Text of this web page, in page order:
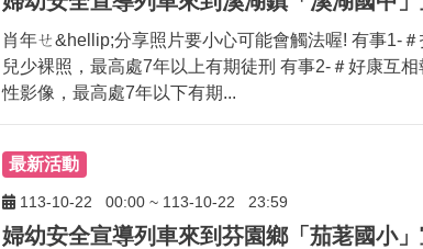
肖年ㄝ&hellip;分享照片要小心可能會觸法喔! 有事1-
兒少裸照，最高處7年以上有期徒刑 有事2-＃好康互
性影像，最高處7年以下有期...
最新活動
113-10-22 00:00~ 113-10-22 23:59